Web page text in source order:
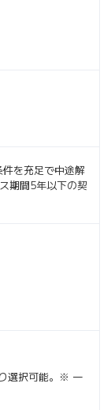
を充足で中途解
期間5年以下の契
選択可能。※ 一